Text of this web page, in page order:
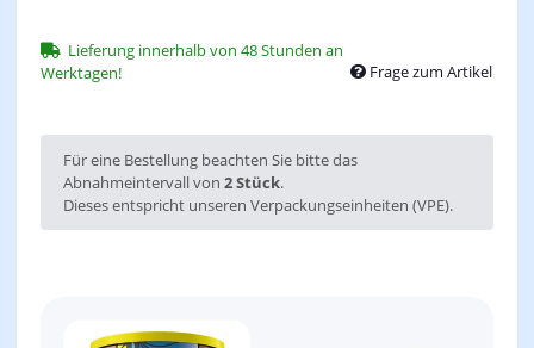
Lieferung innerhalb von 48 Stunden an
Werktagen!
Frage zum Artikel
x
Für eine Bestellung beachten Sie bitte das
Abnahmeintervall von 2 Stück.
Dieses entspricht unseren Verpackungseinheiten (VPE).